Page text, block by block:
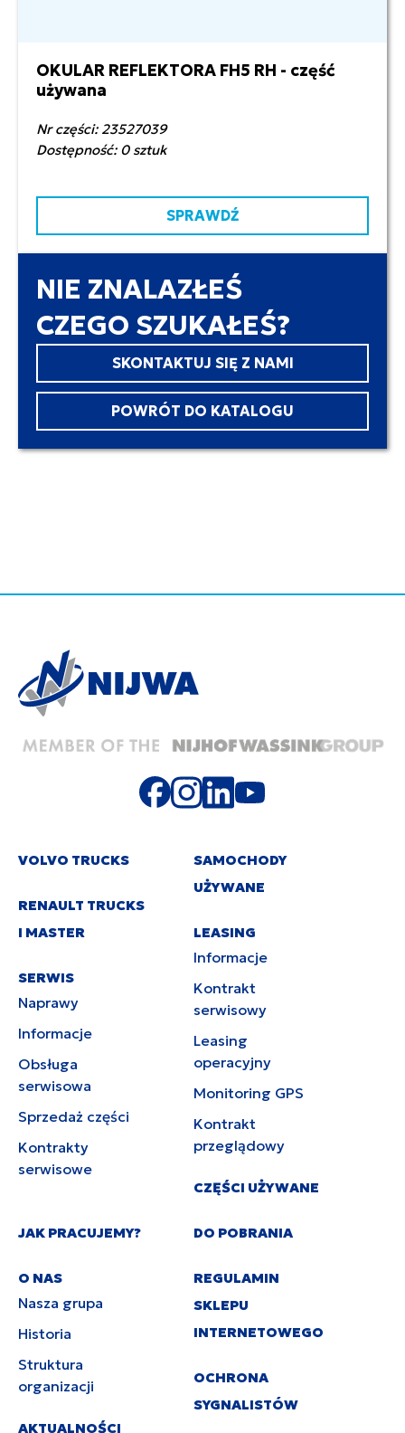
600,00 zł netto
OKULAR REFLEKTORA FH5 RH - część
używana
Nr części: 23527039
Dostępność: 0 sztuk
SPRAWDŹ
NIE ZNALAZŁEŚ
CZEGO SZUKAŁEŚ?
SKONTAKTUJ SIĘ Z NAMI
POWRÓT DO KATALOGU
VOLVO TRUCKS
RENAULT TRUCKS
I MASTER
SERWIS
Naprawy
Informacje
Obsługa
serwisowa
Sprzedaż części
Kontrakty
serwisowe
SAMOCHODY
UŻYWANE
LEASING
Informacje
Kontrakt
serwisowy
Leasing
operacyjny
Monitoring GPS
Kontrakt
przeglądowy
CZĘŚCI UŻYWANE
JAK PRACUJEMY?
O NAS
Nasza grupa
Historia
Struktura
organizacji
AKTUALNOŚCI
DO POBRANIA
REGULAMIN
SKLEPU
INTERNETOWEGO
OCHRONA
SYGNALISTÓW